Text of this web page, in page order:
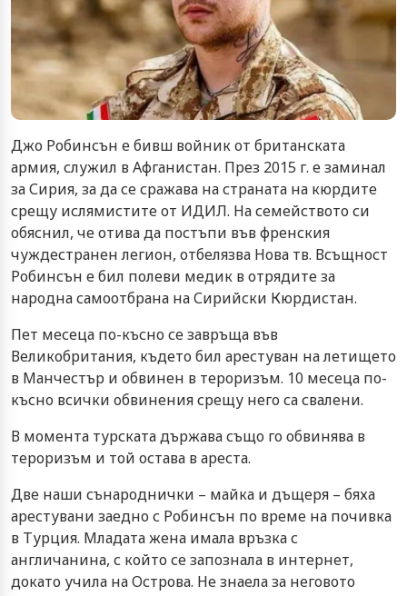
Джо Робинсън е бивш войник от британската
армия, служил в Афганистан. През 2015 г. е заминал
за Сирия, за да се сражава на страната на кюрдите
срещу ислямистите от ИДИЛ. На семейството си
обяснил, че отива да постъпи във френския
чуждестранен легион, отбелязва Нова тв. Всъщност
Робинсън е бил полеви медик в отрядите за
народна самоотбрана на Сирийски Кюрдистан.
Пет месеца по-късно се завръща във
Великобритания, където бил арестуван на летището
в Манчестър и обвинен в тероризъм. 10 месеца по-
късно всички обвинения срещу него са свалени.
В момента турската държава също го обвинява в
тероризъм и той остава в ареста.
Две наши сънароднички – майка и дъщеря – бяха
арестувани заедно с Робинсън по време на почивка
в Турция. Младата жена имала връзка с
англичанина, с който се запознала в интернет,
докато учила на Острова. Не знаела за неговото